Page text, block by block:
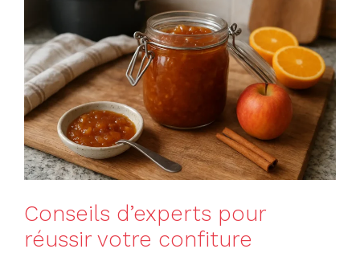
Conseils d’experts pour
réussir votre confiture